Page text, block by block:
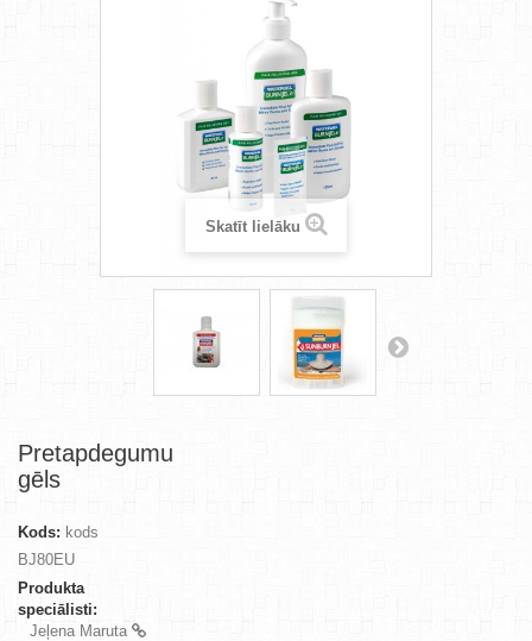
Skatīt lielāku
Pretapdegumu
gēls
Kods: kods
BJ80EU
Produkta
speciālisti:
Jeļena Maruta